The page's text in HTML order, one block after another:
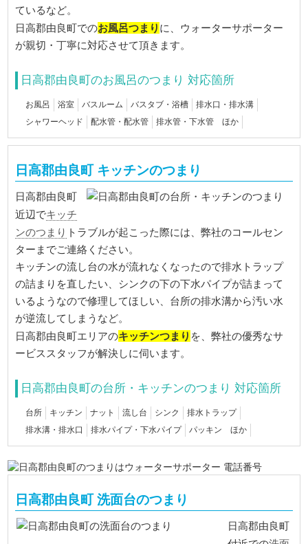
ているなど。
日高郡由良町でのお風呂つまり に、ウォーターサポーター
が親切・丁寧に対応させて頂きます。
日高郡由良町のお風呂のつまり 対応箇所
お風呂 浴室 バスルーム バスタブ・浴槽
排水口・排水溝
シャワーヘッド
配水管・配水管 排水管・下水管 ほか
日高郡由良町 キッチンのつまり
日高郡由良町
近辺でキッチ
ンのつまり トラブルが起こった際には、弊社のコールセン
ターまでご連絡ください。
キッチンの流し台の水が流れなくなったので排水トラップ
の詰まりを直したい、シンクの下の下水パイプが詰まって
いるようなので修理してほしい、台所の排水溝から汚い水
が逆流してしまうなど。
日高郡由良町エリアのキッチンつまり を、弊社の優秀なサ
ービススタッフが解決しに伺います。
日高郡由良町の台所・キッチンのつまり 対応箇所
台所 キッチン ナット 流し台 シンク
排水トラップ
排水溝・排水口
排水パイプ・下水パイプ パッキン ほか
日高郡由良町 洗面台のつまり
日高郡由良町